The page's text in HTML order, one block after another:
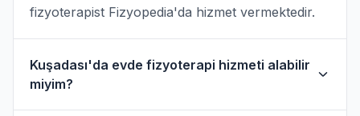
fizyoterapist Fizyopedia'da hizmet vermektedir.
Kuşadası'da evde fizyoterapi hizmeti alabilir
miyim?